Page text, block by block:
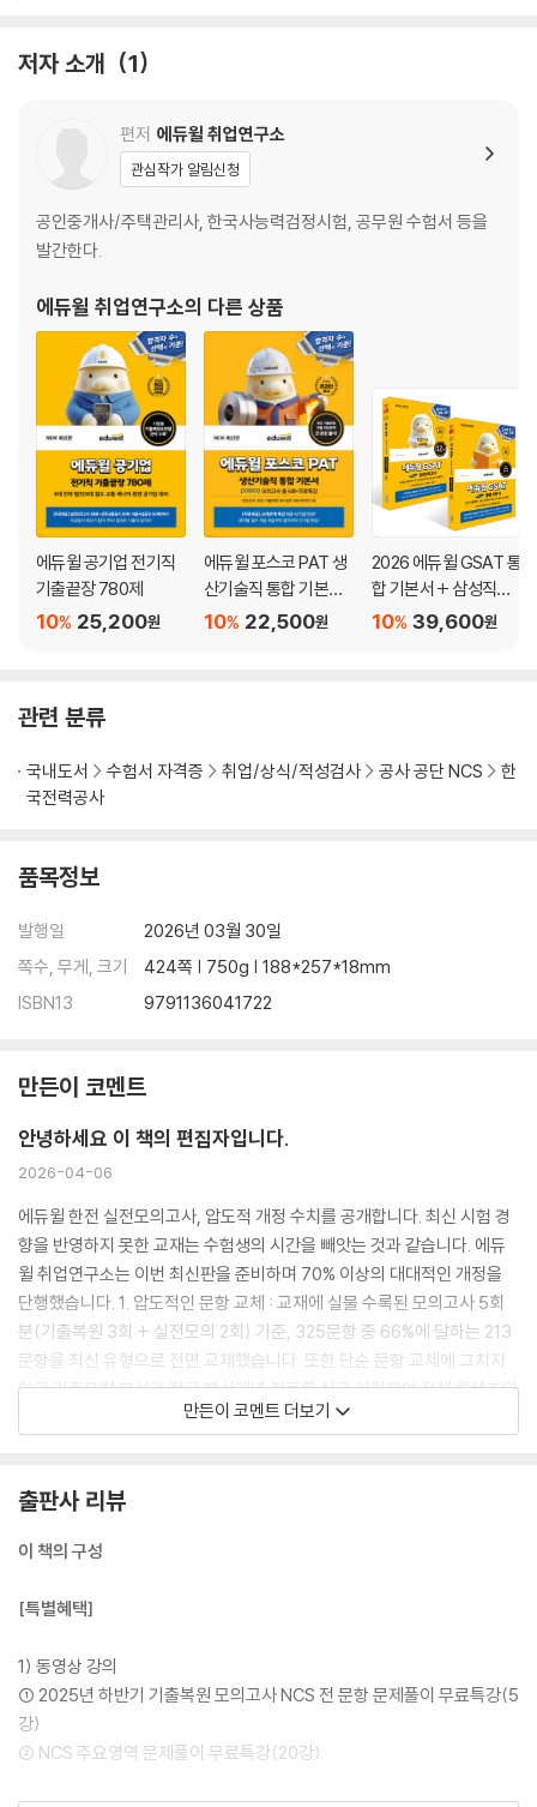
01 실전모의고사 1회(전기 전공+NCS)
02 실전모의고사 2회(전기 전공+NCS)
[단기합격ZIP] 합격을 위한 한전 마무리 실전모의고사(전기 전공+NCS)
1회분(PDF)
·전기/ICT/토목/건축
[책속책] 정답과 해설
저자 소개 1
편저 에듀윌 취업연구소
관심작가 알림신청
공인중개사/주택관리사, 한국사능력검정시험, 공무원 수험서 등을
발간한다.
에듀윌 취업연구소의 다른 상품
에듀윌 공기업 전기직
기출끝장 780제
25,200원
10%
에듀윌 포스코 PAT 생
산기술직 통합 기본서
(posco 모의고사 총 6
22,500원
10%
2026 에듀윌 GSAT 통
합 기본서 + 삼성직무
적성검사 실전모의고
39,600원
10%
관련 분류
국내도서 수험서 자격증 취업/상식/적성검사 공사 공단 NCS
한
국전력공사
품목정보
발행일
2026년 03월 30일
쪽수, 무게, 크기
424쪽 | 750g | 188*257*18mm
ISBN13
9791136041722
만든이 코멘트
안녕하세요 이 책의 편집자입니다.
2026-04-06
에듀윌 한전 실전모의고사, 압도적 개정 수치를 공개합니다. 최신 시험 경
향을 반영하지 못한 교재는 수험생의 시간을 빼앗는 것과 같습니다. 에듀
윌 취업연구소는 이번 최신판을 준비하며 70% 이상의 대대적인 개정을
단행했습니다. 1. 압도적인 문항 교체 : 교재에 실물 수록된 모의고사 5회
분(기출복원 3회 + 실전모의 2회) 기준, 325문항 중 66%에 달하는 213
문항을 최신 유형으로 전면 교체했습니다. 또한 단순 문항 교체에 그치지
않고 기출유형 분석과 전공 핵심개념 파트를 신규 기획하여 전체 콘텐츠의
70% 이상을 새롭게 채웠습니다. 2. 전략적 문항 유지: 나머지 약 34%의
출 유형분석 : 2025년 상·하반기 필기시험 분석을 통해 대표 기출유형을
영역과 직렬별 기술능력을 포함한 6개 영역의 기출유형을 세분화하여 각
풀이 전략을 확인할 수 있습니다. 4. 전공 핵심개념 부록: 기출유형 분석과
습 마무리 단계 또는 시험 직전에 핵심 내용을 빠르게 점검할 수 있습니다.
5. 실전 대응력 강화 : 2025~2024년 기출복원 모의고사를 통해 실제 시
험의 난이도를 그대로 체감할 수 있습니다. 한국전력공사의 출제 경향은
매년 진화합니다. 에듀윌은 수험생 여러분들이 가장 최신화, 최적화된 교
만든이 코멘트 더보기
출판사 리뷰
이 책의 구성
[특별혜택]
1) 동영상 강의
① 2025년 하반기 기출복원 모의고사 NCS 전 문항 문제풀이 무료특강(5
강)
② NCS 주요영역 문제풀이 무료특강(20강)